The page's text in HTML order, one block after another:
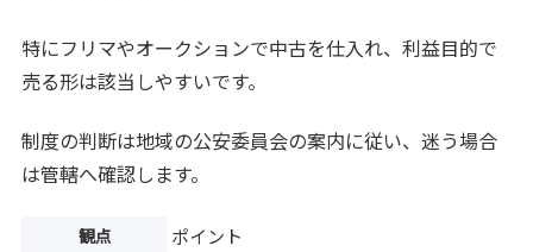
特にフリマやオークションで中古を仕入れ、利益目的で
売る形は該当しやすいです。
制度の判断は地域の公安委員会の案内に従い、迷う場合
は管轄へ確認します。
観点 ポイント